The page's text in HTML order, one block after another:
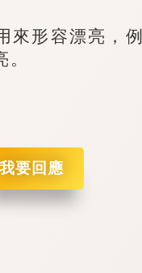
形容漂亮，例
我要回應